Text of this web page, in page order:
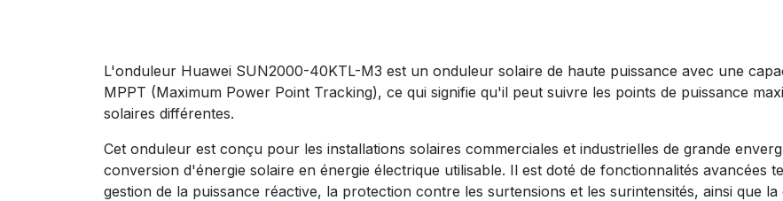
L'onduleur Huawei SUN2000-40KTL-M3 est un onduleur solaire de haute puissance avec une
MPPT (Maximum Power Point Tracking), ce qui signifie qu'il peut suivre les points de puissance
solaires différentes.
Cet onduleur est conçu pour les installations solaires commerciales et industrielles de grande
conversion d'énergie solaire en énergie électrique utilisable. Il est doté de fonctionnalités avancées
gestion de la puissance réactive, la protection contre les surtensions et les surintensités, ainsi que